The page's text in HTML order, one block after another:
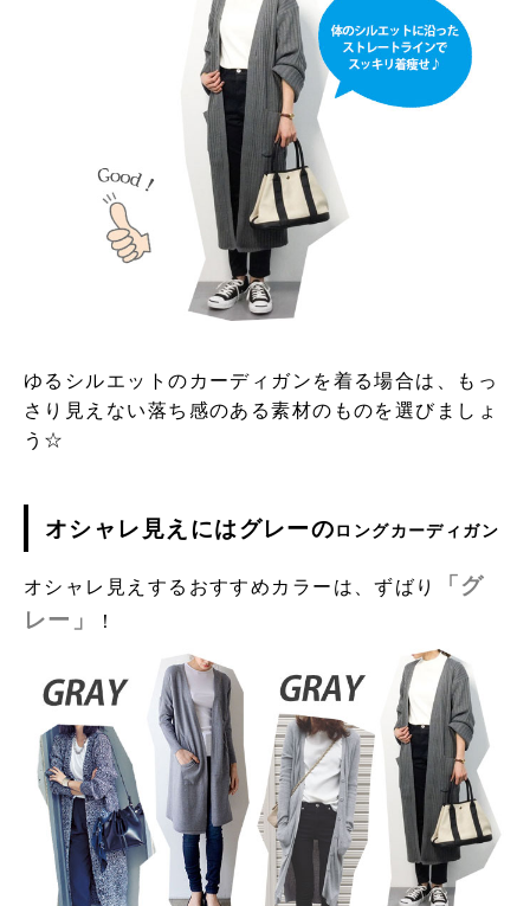
ゆるシルエットのカーディガンを着る場合は、もっ
さり見えない落ち感のある素材のものを選びましょ
う☆
オシャレ見えにはグレーのロングカーディガン
オシャレ見えするおすすめカラーは、ずばり
「グ
レー」
！